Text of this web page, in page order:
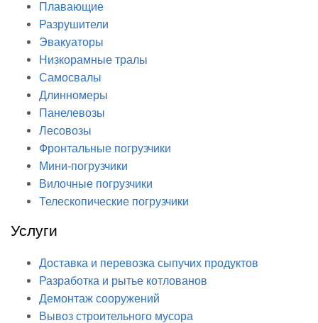
Плавающие
Разрушители
Эвакуаторы
Низкорамные тралы
Самосвалы
Длинномеры
Панелевозы
Лесовозы
Фронтальные погрузчики
Мини-погрузчики
Вилочные погрузчики
Телескопические погрузчики
Услуги
Доставка и перевозка сыпучих продуктов
Разработка и рытье котлованов
Демонтаж сооружений
Вывоз строительного мусора